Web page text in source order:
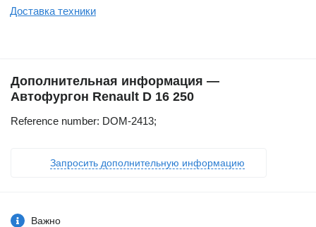
Доставка техники
Дополнительная информация —
Автофургон Renault D 16 250
Reference number: DOM-2413;
Запросить дополнительную информацию
Важно